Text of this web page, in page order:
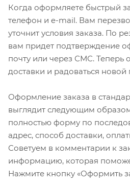
Когда оформляете быстрый
телефон и e-mail. Вам
уточнит условия заказа. По
вам придет подтверждение
почту или через СМС. Теперь
доставки и радоваться новой
Оформление заказа в
выглядит следующим
полностью форму по
адрес, способ доставки,
Советуем в комментарии к
информацию, которая
Нажмите кнопку «Оформить